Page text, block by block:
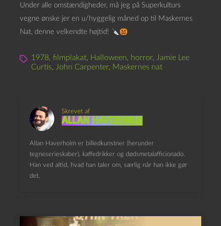
Under alle omstændigheder, må jeg på Superkulturs
vegne ønske jer en u/hyggelig måned op til Maskernes
Nat, denne velkendte højtid!
1978, filmplakat, Halloween, horror, Jamie Lee
Curtis, John Carpenter, Maskernes nat
Skrevet af
Allan Haverholm
Allan Haverholm er billedkunstner (herunder
tegneserieskaber), kaffedrikker og dødsmetalafficionado.
Han ved altid, hvad han taler om, særlig når han ikke gør
det.